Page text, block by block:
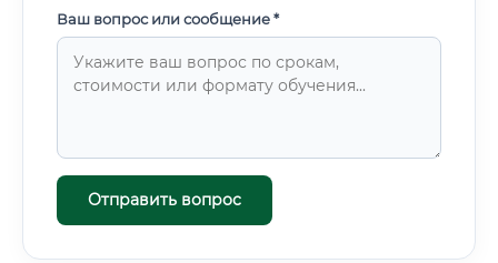
Ваш вопрос или сообщение *
Отправить вопрос